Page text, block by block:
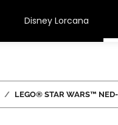
Disney Lorcana
LEGO® STAR WARS™